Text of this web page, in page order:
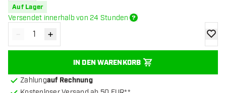
Auf Lager
Versendet innerhalb von 24 Stunden
Menge verringern
- Menge erhöhen
+
IN DEN WARENKORB
Zur
Zahlungauf Rechnung